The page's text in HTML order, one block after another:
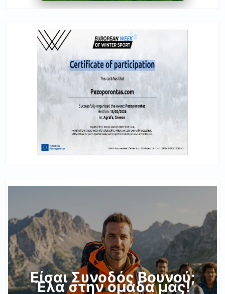
Είσαι Συνοδός Βουνού;
Έλα στην ομάδα μας!